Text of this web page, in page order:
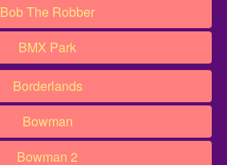
Bob The Robber
BMX Park
Borderlands
Bowman
Bowman 2